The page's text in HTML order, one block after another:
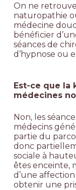
On ne
naturopathie
médecine
bénéficier
séances de
d’hypnose ou
Est-ce que la
médecines
Non, les
médecins
partie du
donc
sociale à
êtes enceinte,
d’une
obtenir une